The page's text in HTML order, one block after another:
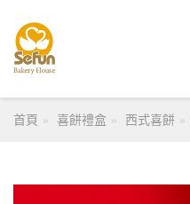
首頁 喜餅禮盒 西式喜餅